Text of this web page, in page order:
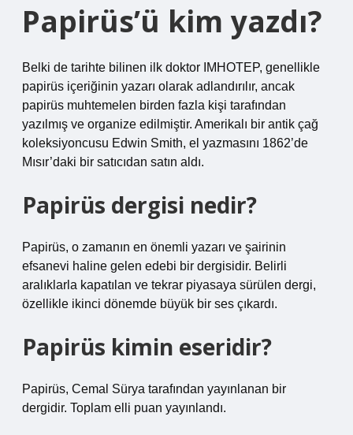
Papirüs’ü kim yazdı?
Belki de tarihte bilinen ilk doktor IMHOTEP, genellikle
papirüs içeriğinin yazarı olarak adlandırılır, ancak
papirüs muhtemelen birden fazla kişi tarafından
yazılmış ve organize edilmiştir. Amerikalı bir antik çağ
koleksiyoncusu Edwin Smith, el yazmasını 1862’de
Mısır’daki bir satıcıdan satın aldı.
Papirüs dergisi nedir?
Papirüs, o zamanın en önemli yazarı ve şairinin
efsanevi haline gelen edebi bir dergisidir. Belirli
aralıklarla kapatılan ve tekrar piyasaya sürülen dergi,
özellikle ikinci dönemde büyük bir ses çıkardı.
Papirüs kimin eseridir?
Papirüs, Cemal Sürya tarafından yayınlanan bir
dergidir. Toplam elli puan yayınlandı.